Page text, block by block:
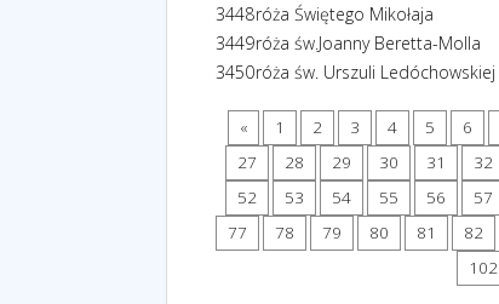
3448róża Świętego Mikołaja
3449róża św.Joanny Beretta-Molla
3450róża św. Urszuli Ledóchowskiej
« 1 2 3 4 5 6
27
28 29 30 31 32
52
53 54 55 56 57
77
78 79 80 81 82
102